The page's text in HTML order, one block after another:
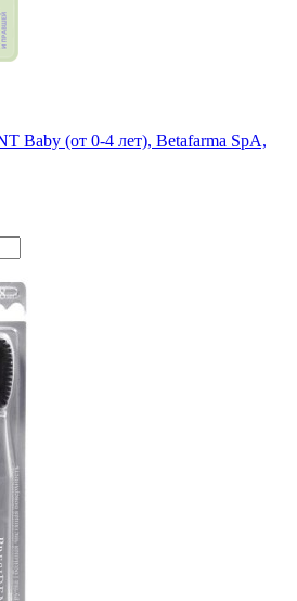
Baby (от 0-4 лет), Betafarma SpA,